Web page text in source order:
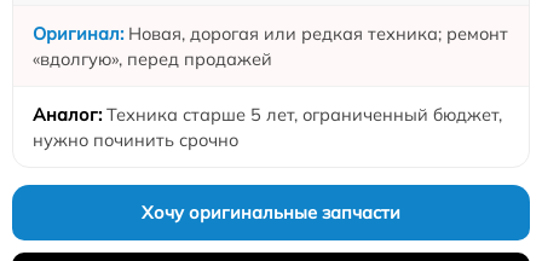
Новая, дорогая или редкая техника; ремонт
«вдолгую», перед продажей
Техника старше 5 лет, ограниченный бюджет,
нужно починить срочно
Хочу оригинальные запчасти